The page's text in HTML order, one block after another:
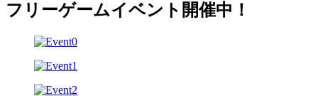
フリーゲームイベント開催中！